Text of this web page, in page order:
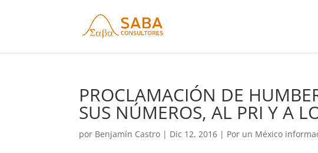
PROCLAMACIÓN DE
SUS NÚMEROS, AL PRI Y A
por Benjamín Castro | Dic 12, 2016 | Por un México